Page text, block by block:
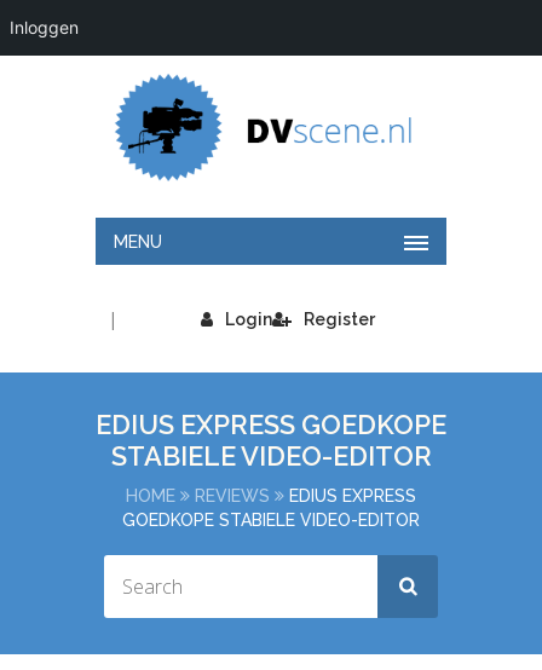
Inloggen
MENU
Login
| Register
EDIUS EXPRESS GOEDKOPE
STABIELE VIDEO-EDITOR
HOME REVIEWS
EDIUS EXPRESS
GOEDKOPE STABIELE VIDEO-EDITOR